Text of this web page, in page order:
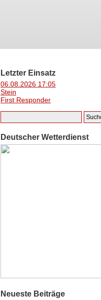
Letzter Einsatz
06.08.2026 17:05
Stein
First Responder
Deutscher Wetterdienst
Neueste Beiträge